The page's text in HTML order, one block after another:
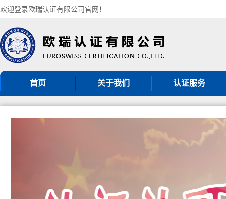
欢迎登录欧瑞认证有限公司官网！
首页 关于我们
机构简介
认证服务
ISO9001认证
ISO45001认证
ISO20000认证